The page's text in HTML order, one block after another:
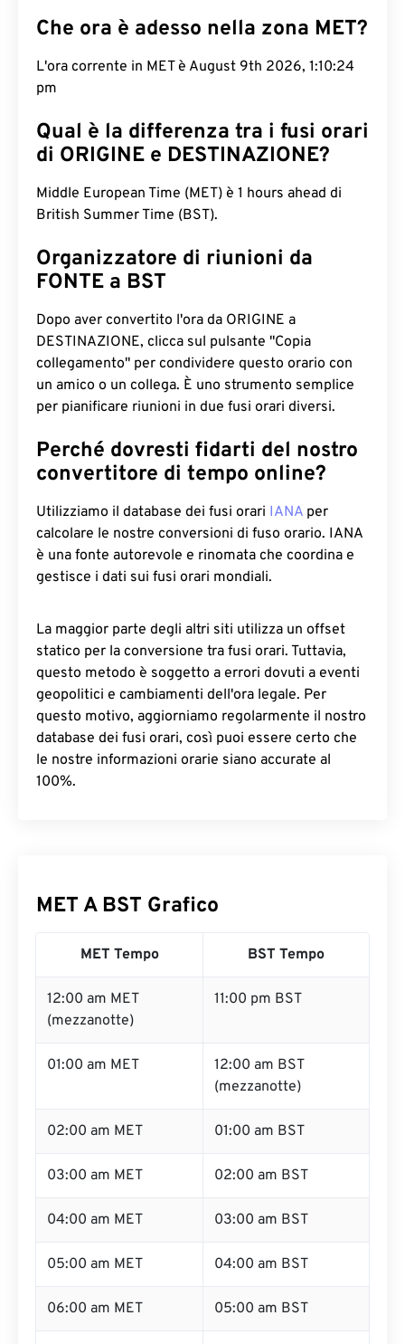
Che ora è adesso nella zona MET?
L'ora corrente in MET è August 9th 2026, 1:10:25
pm
Qual è la differenza tra i fusi orari
di ORIGINE e DESTINAZIONE?
Middle European Time (MET) è 1 hours ahead di
British Summer Time (BST).
Organizzatore di riunioni da
FONTE a BST
Dopo aver convertito l'ora da ORIGINE a
DESTINAZIONE, clicca sul pulsante "Copia
collegamento" per condividere questo orario con
un amico o un collega. È uno strumento semplice
per pianificare riunioni in due fusi orari diversi.
Perché dovresti fidarti del nostro
convertitore di tempo online?
Utilizziamo il database dei fusi orari IANA per
calcolare le nostre conversioni di fuso orario. IANA
è una fonte autorevole e rinomata che coordina e
gestisce i dati sui fusi orari mondiali.
La maggior parte degli altri siti utilizza un offset
statico per la conversione tra fusi orari. Tuttavia,
questo metodo è soggetto a errori dovuti a eventi
geopolitici e cambiamenti dell'ora legale. Per
questo motivo, aggiorniamo regolarmente il nostro
database dei fusi orari, così puoi essere certo che
le nostre informazioni orarie siano accurate al
100%.
MET A BST Grafico
MET Tempo BST Tempo
12:00 am MET
(mezzanotte)
11:00 pm BST
01:00 am MET
12:00 am BST
(mezzanotte)
02:00 am MET 01:00 am BST
03:00 am MET 02:00 am BST
04:00 am MET 03:00 am BST
05:00 am MET 04:00 am BST
06:00 am MET 05:00 am BST